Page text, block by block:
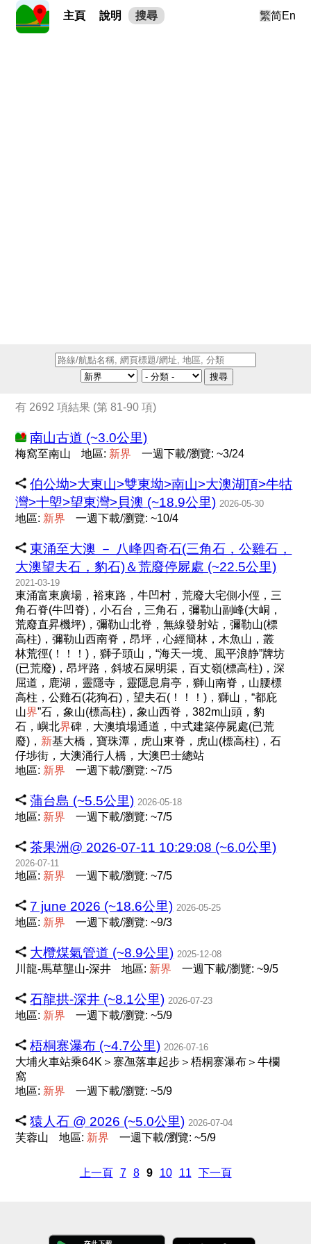
主頁 說明 搜尋 繁简En
搜尋
有 2692 項結果 (第 81-90 項)
南山古道 (~3.0公里)
梅窩至南山 地區: 新界 一週下載/瀏覽: ~3/24
伯公坳>大東山>雙東坳>南山>大澳湖頂>牛牯
灣>十塱>望東灣>貝澳 (~18.9公里) 2026-05-30
地區: 新界 一週下載/瀏覽: ~10/4
東涌至大澳 － 八峰四奇石(三角石，公雞石，
大澳望夫石，豹石)＆荒廢停屍處 (~22.5公里)
2021-03-19
東涌富東廣場，裕東路，牛凹村，荒廢大宅側小俓，三
角石脊(牛凹脊)，小石台，三角石，彌勒山副峰(大峒，
荒廢直昇機坪)，彌勒山北脊，無線發射站，彌勒山(標
高柱)，彌勒山西南脊，昂坪，心經簡林，木魚山，叢
林荒徑(！！！)，獅子頭山，“海天一境、風平浪静”牌坊
(已荒廢)，昂坪路，斜坡石屎明渠，百丈嶺(標高柱)，深
屈道，鹿湖，靈隱寺，靈隱息肩亭，獅山南脊，山腰標
高柱，公雞石(花狗石)，望夫石(！！！)，獅山，“都庇
山界”石，象山(標高柱)，象山西脊，382m山頭，豹
石，嶼北界碑，大澳墳場通道，中式建築停屍處(已荒
廢)， 新基大橋，寶珠潭，虎山東脊，虎山(標高柱)，石
仔埗街，大澳涌行人橋，大澳巴士總站
地區: 新界 一週下載/瀏覽: ~7/5
蒲台島 (~5.5公里) 2026-05-18
地區: 新界 一週下載/瀏覽: ~7/5
茶果洲@ 2026-07-11 10:29:08 (~6.0公里)
2026-07-11
地區: 新界 一週下載/瀏覽: ~7/5
7 june 2026 (~18.6公里) 2026-05-25
地區: 新界 一週下載/瀏覽: ~9/3
大欖煤氣管道 (~8.9公里) 2025-12-08
川龍-馬草壟山-深井 地區: 新界 一週下載/瀏覽: ~9/5
石龍拱-深井 (~8.1公里) 2026-07-23
地區: 新界 一週下載/瀏覽: ~5/9
梧桐寨瀑布 (~4.7公里) 2026-07-16
大埔火車站乘64K＞寨乪落車起步＞梧桐寨瀑布＞牛欄
窩
地區: 新界 一週下載/瀏覽: ~5/9
猿人石 @ 2026 (~5.0公里) 2026-07-04
芙蓉山 地區: 新界 一週下載/瀏覽: ~5/9
上一頁 7 8 9 10 11 下一頁